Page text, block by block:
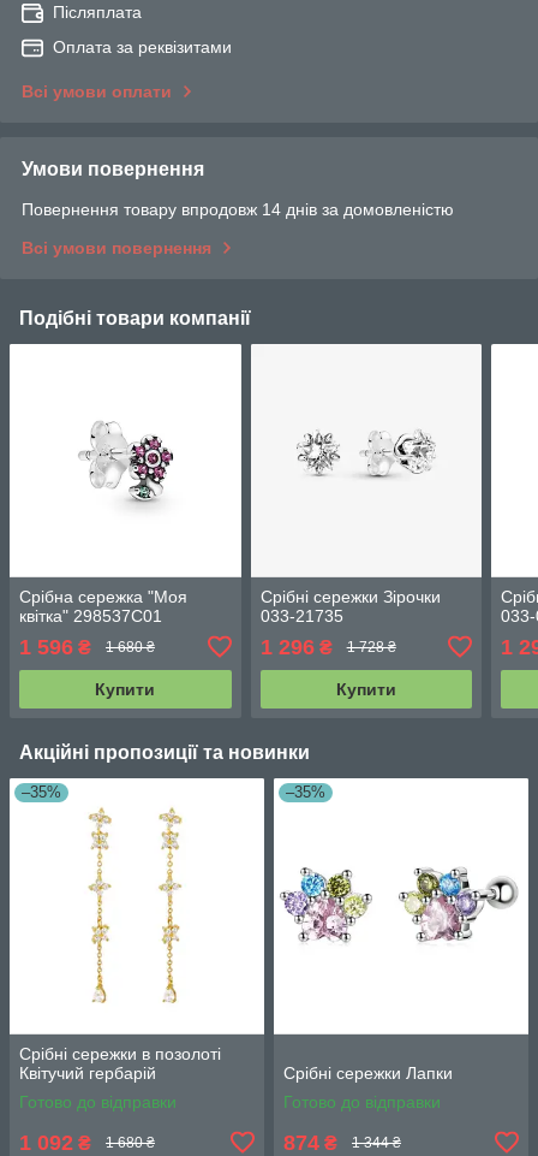
Післяплата
Оплата за реквізитами
Всі умови оплати
Умови повернення
Повернення товару впродовж 14 днів за домовленістю
Всі умови повернення
Подібні товари компанії
Срібна сережка "Моя
квітка" 298537C01
1 596 ₴ 1 680 ₴
Купити
Срібні сережки Зірочки
033-21735
1 296₴ 1 728 ₴
Купити
1
Акційні пропозиції та новинки
–35%
Срібні сережки в позолоті
Квітучий гербарій
Готово до відправки
1 092 ₴ 1 680 ₴
–35%
Срібні сережки Лапки
Готово до відправки
874 ₴ 1 344 ₴